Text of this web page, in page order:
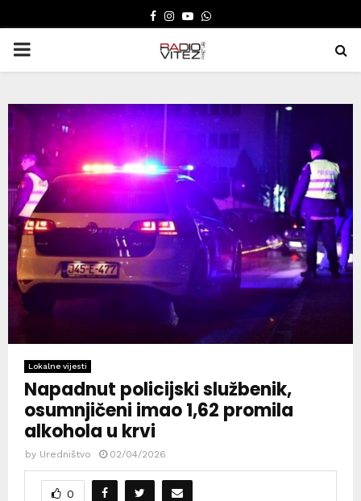
FACEBOOK
INSTAGRAM
YOUTUBE
WHATSAPP
PRIMARY
Lokalne vijesti
Napadnut policijski službenik,
osumnjičeni imao 1,62 promila
alkohola u krvi
by Uredništvo 02/04/2026
0